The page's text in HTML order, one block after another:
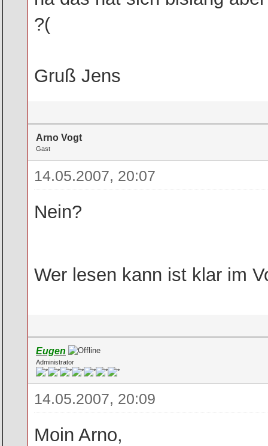
?(
Gruß Jens
Arno Vogt
Gast
14.05.2007, 20:07
Nein?
Wer lesen kann ist klar im
Eugen
Administrator
14.05.2007, 20:09
Moin Arno,